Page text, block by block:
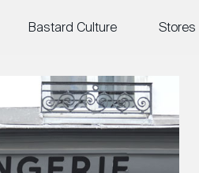
Bastard Culture Stores